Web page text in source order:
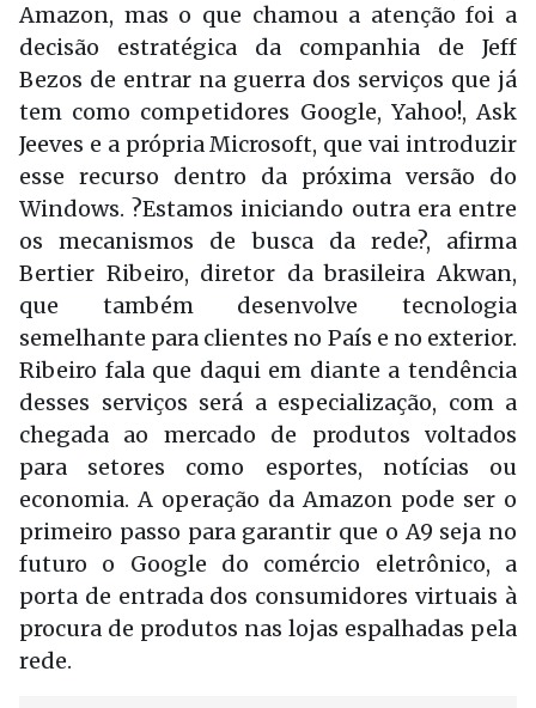
Amazon, mas o que chamou a atenção foi a
decisão estratégica da companhia de Jeff
Bezos de entrar na guerra dos serviços que já
tem como competidores Google, Yahoo!, Ask
Jeeves e a própria Microsoft, que vai introduzir
esse recurso dentro da próxima versão do
Windows. ?Estamos iniciando outra era entre
os mecanismos de busca da rede?, afirma
Bertier Ribeiro, diretor da brasileira Akwan,
que também desenvolve tecnologia
semelhante para clientes no País e no exterior.
Ribeiro fala que daqui em diante a tendência
desses serviços será a especialização, com a
chegada ao mercado de produtos voltados
para setores como esportes, notícias ou
economia. A operação da Amazon pode ser o
primeiro passo para garantir que o A9 seja no
futuro o Google do comércio eletrônico, a
porta de entrada dos consumidores virtuais à
procura de produtos nas lojas espalhadas pela
rede.